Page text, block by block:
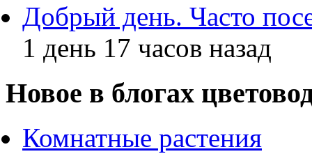
Добрый день. Часто
1 день 17 часов назад
Новое в блогах
Комнатные растения